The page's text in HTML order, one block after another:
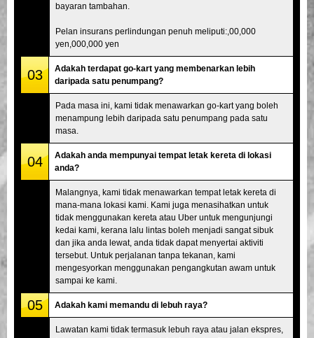
bayaran tambahan.
Pelan insurans perlindungan penuh meliputi:,00,000
yen,000,000 yen
03
Adakah terdapat go-kart yang membenarkan lebih
daripada satu penumpang?
Pada masa ini, kami tidak menawarkan go-kart yang boleh
menampung lebih daripada satu penumpang pada satu
masa.
04
Adakah anda mempunyai tempat letak kereta di lokasi
anda?
Malangnya, kami tidak menawarkan tempat letak kereta di
mana-mana lokasi kami. Kami juga menasihatkan untuk
tidak menggunakan kereta atau Uber untuk mengunjungi
kedai kami, kerana lalu lintas boleh menjadi sangat sibuk
dan jika anda lewat, anda tidak dapat menyertai aktiviti
tersebut. Untuk perjalanan tanpa tekanan, kami
mengesyorkan menggunakan pengangkutan awam untuk
sampai ke kami.
05 Adakah kami memandu di lebuh raya?
Lawatan kami tidak termasuk lebuh raya atau jalan ekspres,